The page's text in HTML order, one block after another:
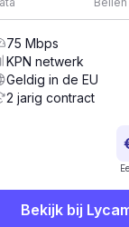
75 Mbps
KPN netwerk
Geldig in de EU
2 jarig contract
Bekijk bij